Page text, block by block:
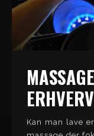
Kan man lave